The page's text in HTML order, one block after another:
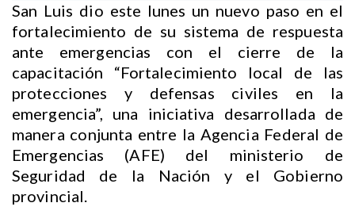
San Luis dio este lunes un nuevo paso en el
fortalecimiento de su sistema de respuesta
ante emergencias con el cierre de la
capacitación “Fortalecimiento local de las
protecciones y defensas civiles en la
emergencia”, una iniciativa desarrollada de
manera conjunta entre la Agencia Federal de
Emergencias (AFE) del ministerio de
Seguridad de la Nación y el Gobierno
provincial.